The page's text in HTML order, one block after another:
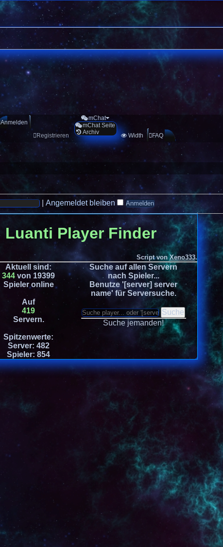
Anmelden
Registrieren
mChat
mChat Seite
Archiv
Width FAQ
Angemeldet bleiben
Luanti Player Finder
Script vonXeno333.
Aktuell sind :
344 von 19399
Spieler online
Auf
419
Servern.
Spitzenwerte:
Server: 482
Spieler: 854
Suche auf allen Servern
nach Spieler...
Benutze '[server] server
name' für Serversuche.
Suche
Suche jemanden!